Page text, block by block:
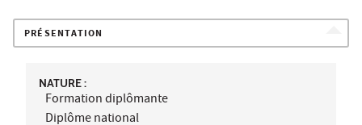
PRÉSENTATION
NATURE :
Formation diplômante
Diplôme national